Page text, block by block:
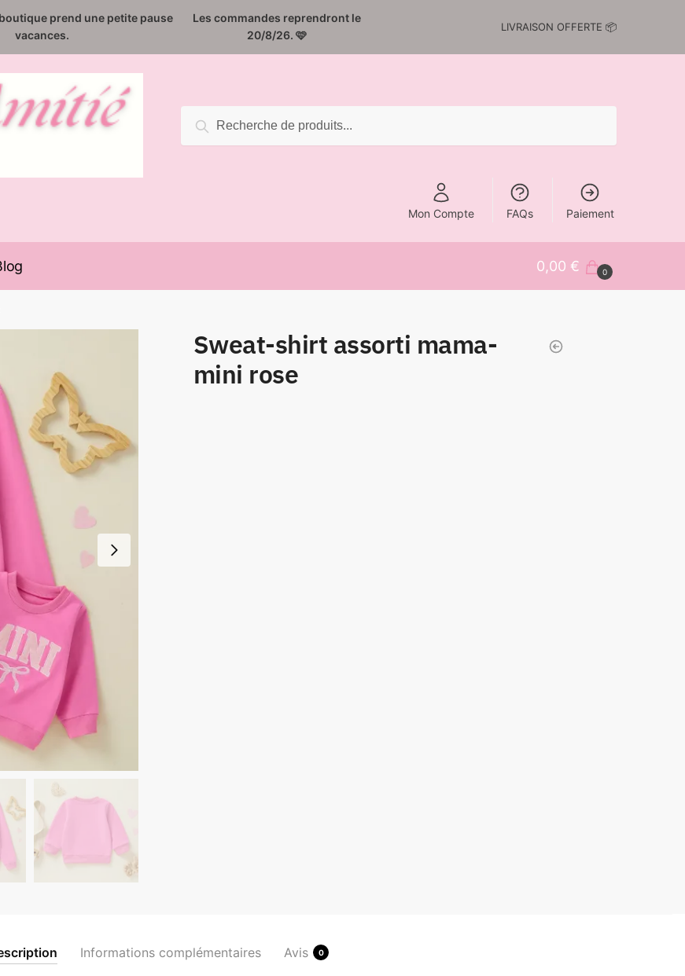
prend une petite pause
vacances.
Les commandes reprendront le
20/8/26. 🩷
LIVRAISON OFFERTE 📦
pour :
Recherche
Mon Compte FAQs Paiement
0,00 € 0
Sweat-shirt assorti mama-
mini rose
Informations complémentaires Avis 0